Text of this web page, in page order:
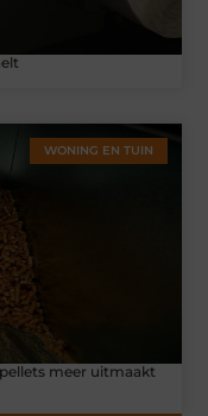
WONING EN TUIN
meer uitmaakt